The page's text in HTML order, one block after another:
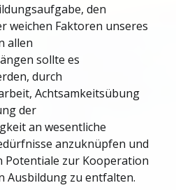
den
weichen Faktoren unseres
allen
sollte es
durch
Achtsamkeitsübung
der
an wesentliche
anzuknüpfen und
Potentiale zur Kooperation
Ausbildung zu entfalten.